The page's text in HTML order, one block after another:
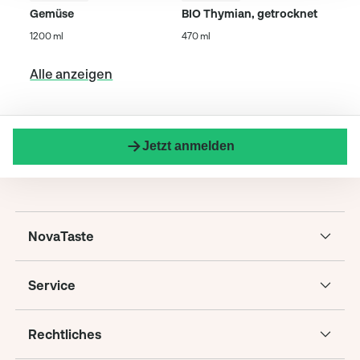
Gemüse
1200 ml
BIO Thymian, getrocknet
470 ml
Alle anzeigen
Jetzt anmelden
NovaTaste
Service
Rechtliches